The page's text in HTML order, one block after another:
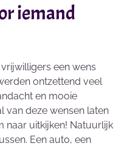
iemand
een wens
ontzettend veel
en mooie
van deze wensen laten
naar uitkijken! Natuurlijk
Een auto, een